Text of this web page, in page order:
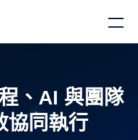
、AI 與團隊
協同執行